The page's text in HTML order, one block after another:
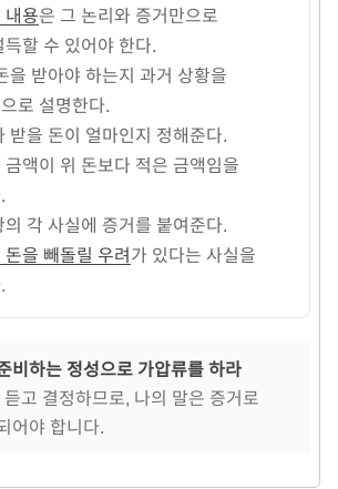
내용은 그 논리와 증거만으로
할 수 있어야 한다.
을 받아야 하는지 과거 상황을
로 설명한다.
받을 돈이 얼마인지 정해준다.
금액이 위 돈보다 적은 금액임을
각 사실에 증거를 붙여준다.
을 빼돌릴 우려가 있다는 사실을
비하는 정성으로 가압류를 하라
고 결정하므로, 나의 말은 증거로
어야 합니다.